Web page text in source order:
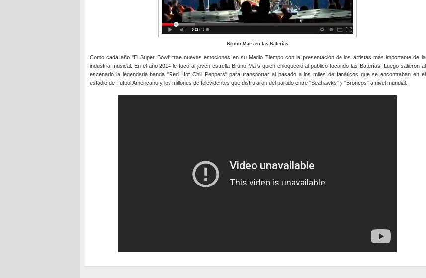
Bruno Mars en las Baterías
Como cada año "El Super Bowl" trae nuevas emociones en su Medio Tiempo con la presentación de los artistas más importante de la
industria musical. En el año 2014 le tocó al joven estrella Bruno Mars quien enloqueció al publico tocando las Baterías. Luego salieron al
escenario la legendaria banda "Red Hot Chili Peppers" para transportar al pasado a los miles de fanáticos que se encontraban en el
estadio de Fùtbol Americano y los millones de televidentes que disfrutaron del partido entre "Seahawks" y "Broncos" a nivel mundial.